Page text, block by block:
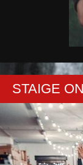
STAIGE